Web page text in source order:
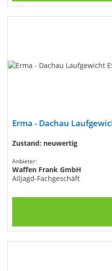
Erma - Dachau
Zustand: neuwertig
Anbieter:
Waffen Frank GmbH
Alljagd-Fachgeschäft